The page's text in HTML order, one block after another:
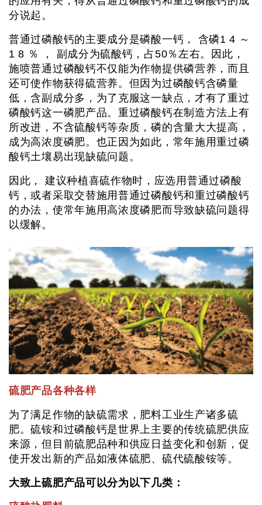
分说起。
普通过磷酸钙的主要成分是磷酸一钙， 含磷1 4 ～
1 8 ％ ， 副成分为硫酸钙，占50％左右。因此，
施喷普通过磷酸钙不仅能为作物提供磷营养，而且
还可使作物获得硫营养。但因为过磷酸钙含磷量
低，含副成分多，为了克服这一缺点，才有了重过
磷酸钙这一磷肥产品。重过磷酸钙在制造方法上有
所改进，不含硫酸钙等杂质，磷的含量大大提高，
成为高浓度磷肥。也正因为如此，常年施用重过磷
酸钙土壤易出现缺硫问题。
因此， 建议种植喜硫作物时，应选用普通过磷酸
钙，或者采取交替施用普通过磷酸钙和重过磷酸钙
的办法，使常年施用高浓度磷肥而导致缺硫问题得
以缓解。
硫肥产品各种各样
为了满足作物的缺硫需求，肥料工业生产诸多硫
肥。硫铵和过磷酸钙是世界上主要的传统硫肥供应
来源，但目前硫肥品种和供应日益变化和创新，促
使开发出新的产品如液体硫肥、硫代硫酸铵等。
大致上硫肥产品可以分为以下几类：